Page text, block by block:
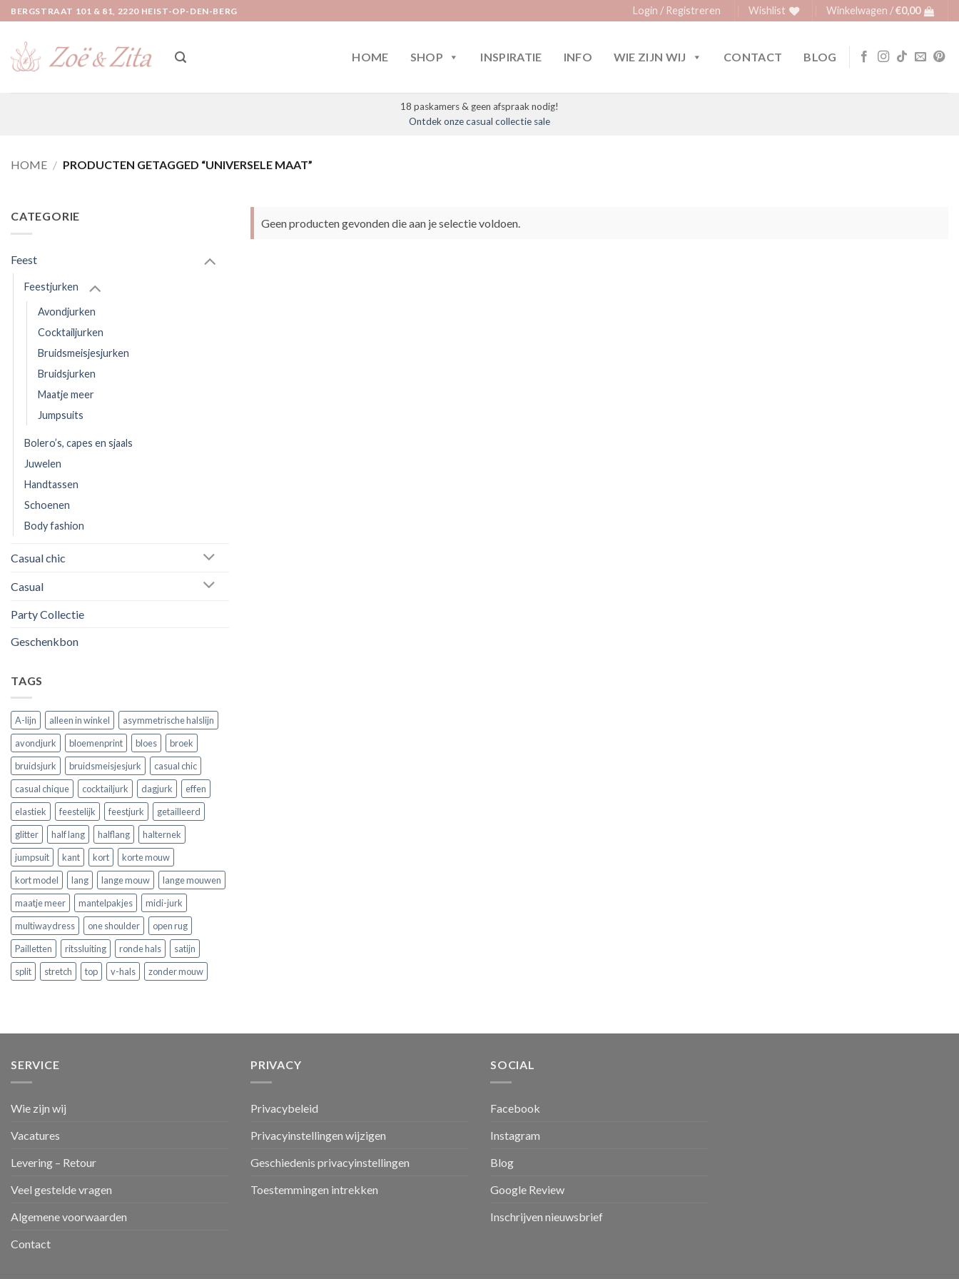
Ga
naar
inhoud
BERGSTRAAT 101 & 81, 2220 HEIST-OP-DEN-BERG Login / Registreren Wishlist Winkelwagen /€0,00
HOME SHOP INSPIRATIE INFO WIE ZIJN WIJ CONTACT BLOG
18 paskamers & geen afspraak nodig!
Ontdek onze casual collectie sale
HOME / PRODUCTEN GETAGGED “UNIVERSELE MAAT”
CATEGORIE
Feest
Feestjurken
Avondjurken
Cocktailjurken
Bruidsmeisjesjurken
Bruidsjurken
Maatje meer
Jumpsuits
Bolero’s, capes en sjaals
Juwelen
Handtassen
Schoenen
Body fashion
Casual chic
Casual
Party Collectie
Geschenkbon
TAGS
A-lijn alleen in winkel
asymmetrische halslijn
avondjurk
bloemenprint bloes
broek
bruidsjurk
bruidsmeisjesjurk
casual chic
casual chique
cocktailjurk dagjurk
effen
elastiek
feestelijk feestjurk
getailleerd
glitter
half lang halflang
halternek
jumpsuit
kant kort
korte mouw
kort model
lang lange mouw
lange mouwen
maatje meer
mantelpakjes
midi-jurk
multiwaydress
one shoulder
open rug
Pailletten
ritssluiting ronde hals
satijn
split
stretch top v-hals zonder mouw
Geen producten gevonden die aan je selectie voldoen.
SERVICE
Wie zijn wij
Vacatures
Levering – Retour
Veel gestelde vragen
Algemene voorwaarden
Contact
PRIVACY
Privacybeleid
Privacyinstellingen wijzigen
Geschiedenis privacyinstellingen
Toestemmingen intrekken
SOCIAL
Facebook
Instagram
Blog
Google Review
Inschrijven nieuwsbrief